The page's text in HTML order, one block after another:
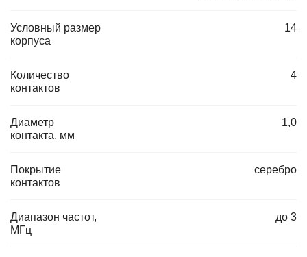
Условный размер
корпуса
14
Количество
контактов
4
Диаметр
контакта, мм
1,0
Покрытие
контактов
серебро
Диапазон частот,
МГц
до 3